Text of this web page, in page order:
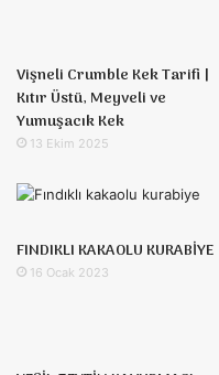
Vişneli Crumble Kek Tarifi |
Kıtır Üstü, Meyveli ve
Yumuşacık Kek
13 Ekim 2025
FINDIKLI KAKAOLU KURABİYE
16 Ocak 2023